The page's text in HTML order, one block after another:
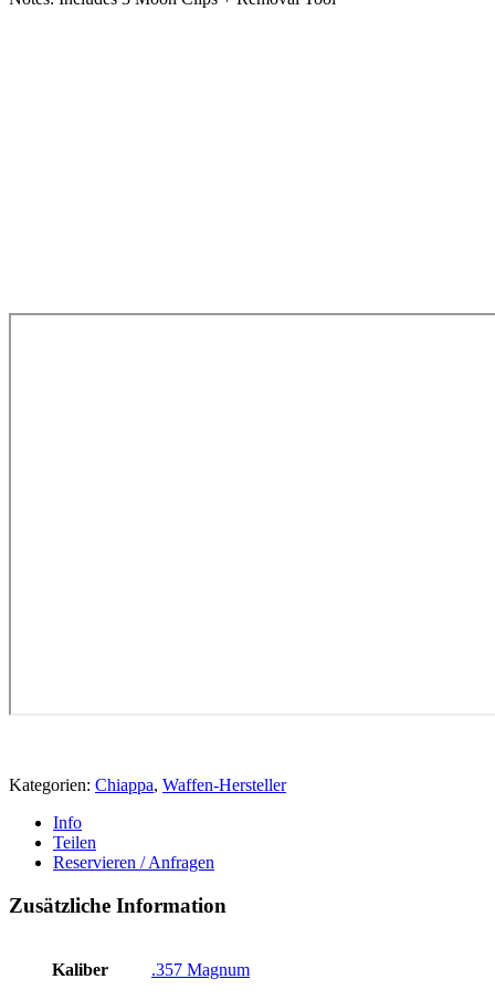
Kategorien: Chiappa, Waffen-Hersteller
Info
Teilen
Reservieren / Anfragen
Zusätzliche Information
Kaliber .357 Magnum